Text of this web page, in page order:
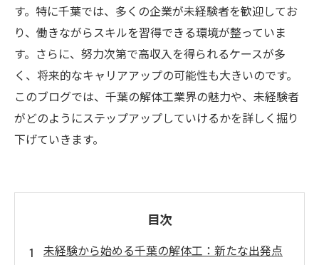
す。特に千葉では、多くの企業が未経験者を歓迎してお
り、働きながらスキルを習得できる環境が整っていま
す。さらに、努力次第で高収入を得られるケースが多
く、将来的なキャリアアップの可能性も大きいのです。
このブログでは、千葉の解体工業界の魅力や、未経験者
がどのようにステップアップしていけるかを詳しく掘り
下げていきます。
目次
未経験から始める千葉の解体工：新たな出発点